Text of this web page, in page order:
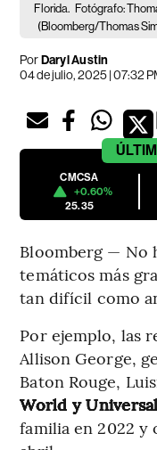
Florida. Fotógrafo:
(Bloomberg/Thomas
PorDaryl Austin
04 de julio, 2025 | 07:32
CMCSA
+0.60%
25.35
Bloomberg — No
temáticos más
tan difícil como
Por ejemplo, las
Allison George,
Baton Rouge,
World y
familia en 2022 y